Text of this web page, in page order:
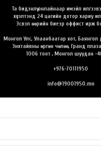
нутгаар цэлмэг, цаг агаар
Та бидэнлүү онлайнаар имэйл
хүсэлтэнд 24 цагийн дотор хариу
Эсвэл өөрийн биеэр оффист ирж
Монгол Улс, Улаанбаатар хот, Баянгол
Энхтайвны өргөн чөлөө, Гранд
1006 тоот , Монгол шуудан -
+976-70111950
info@19001950.mn